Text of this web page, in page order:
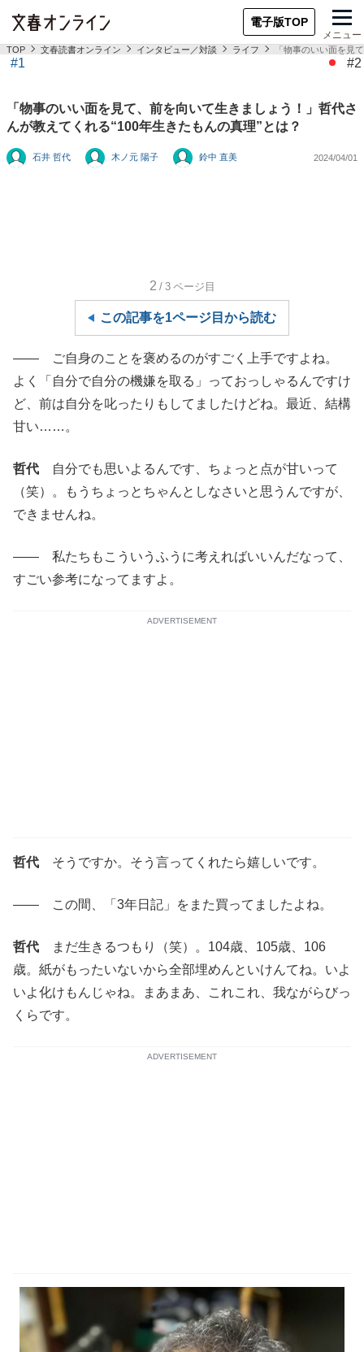
電子版TOP
メニュー
TOP 文春読書オンライン インタビュー／対談 ライフ 「物事のいい面を見
#1 #2
「物事のいい面を見て、前を向いて生きましょう！」哲代さ
んが教えてくれる“100年生きたもんの真理”とは？
石井 哲代 木ノ元 陽子 鈴中 直美 2024/04/01
2 /3 ページ目
この記事を1ページ目から読む
―― ご自身のことを褒めるのがすごく上手ですよね。
よく「自分で自分の機嫌を取る」っておっしゃるんですけ
ど、前は自分を叱ったりもしてましたけどね。最近、結構
甘い……。
哲代 自分でも思いよるんです、ちょっと点が甘いって
（笑）。もうちょっとちゃんとしなさいと思うんですが、
できませんね。
―― 私たちもこういうふうに考えればいいんだなって、
すごい参考になってますよ。
ADVERTISEMENT
哲代 そうですか。そう言ってくれたら嬉しいです。
―― この間、「3年日記」をまた買ってましたよね。
哲代 まだ生きるつもり（笑）。104歳、105歳、106
歳。紙がもったいないから全部埋めんといけんてね。いよ
いよ化けもんじゃね。まあまあ、これこれ、我ながらびっ
くらです。
ADVERTISEMENT